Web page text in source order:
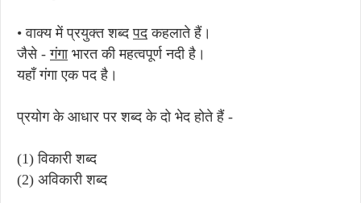
• वाक्य में प्रयुक्त शब्दपदकहलाते हैं।
जैसे -गंगाभारत की महत्वपूर्ण नदी है।
यहाँ गंगा एक पद है।
प्रयोग के आधार पर शब्द के दो भेद होते हैं -
(1) विकारी शब्द
(2) अविकारी शब्द